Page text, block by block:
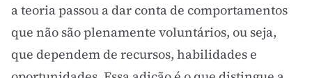
a teoria passou a dar conta de comportamentos
que não são plenamente voluntários, ou seja,
que dependem de recursos, habilidades e